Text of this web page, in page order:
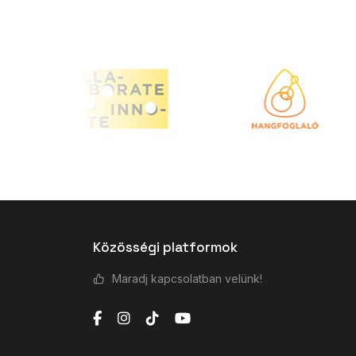
Közösségi platformok
Maradj kapcsolatban velünk!